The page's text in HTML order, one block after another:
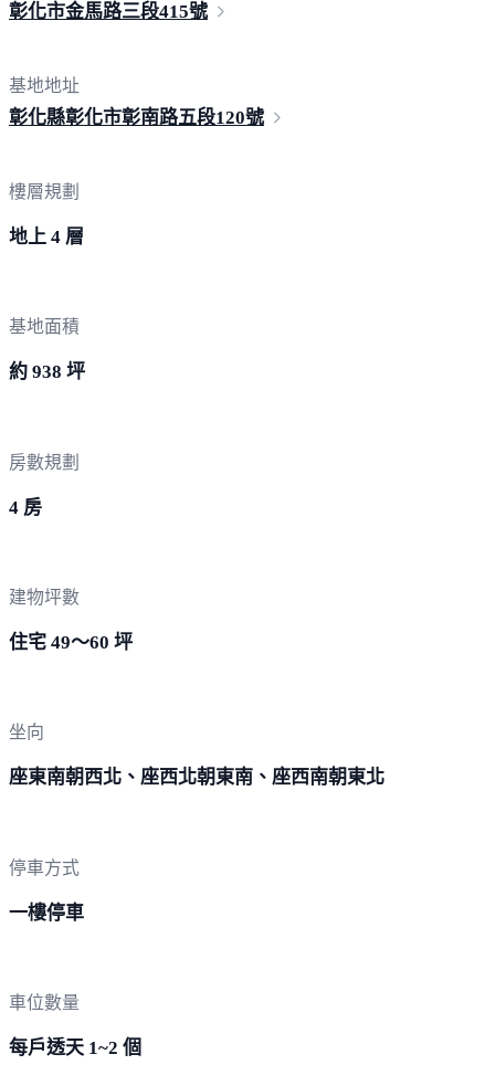
彰化市金馬路三段415號
基地地址
彰化縣彰化市彰南路五段120號
樓層規劃
地上 4 層
基地面積
約 938 坪
房數規劃
4 房
建物坪數
住宅 49～60 坪
坐向
座東南朝西北、座西北朝東南、座西南朝東北
停車方式
一樓停車
車位數量
每戶透天 1~2 個